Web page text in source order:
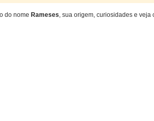
do nome Rameses, sua origem, curiosidades e veja